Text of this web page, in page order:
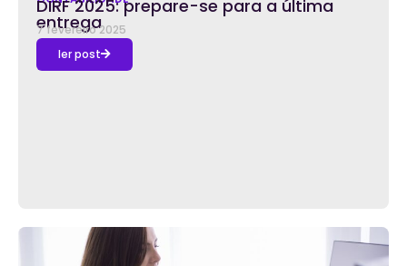
DIRF 2025: prepare-se para a última
entrega
7 fevereiro 2025
ler post